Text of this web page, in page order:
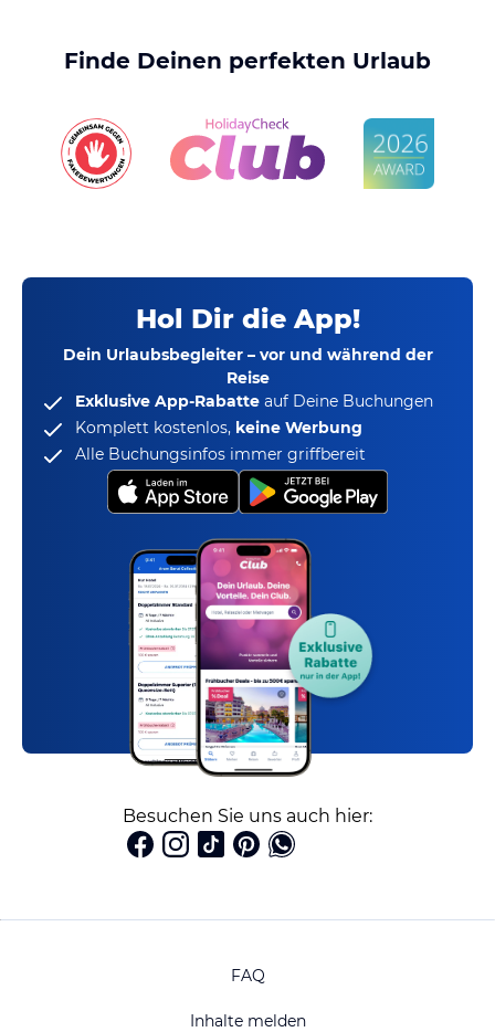
Finde Deinen perfekten Urlaub
Hol Dir die App!
Dein Urlaubsbegleiter – vor und während der
Reise
Exklusive App-Rabatte auf Deine Buchungen
Komplett kostenlos, keine Werbung
Alle Buchungsinfos immer griffbereit
Besuchen Sie uns auch hier:
FAQ
Inhalte melden